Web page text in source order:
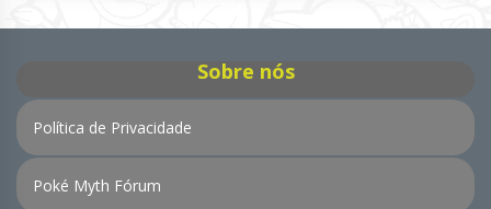
Sobre nós
Política de Privacidade
Poké Myth Fórum